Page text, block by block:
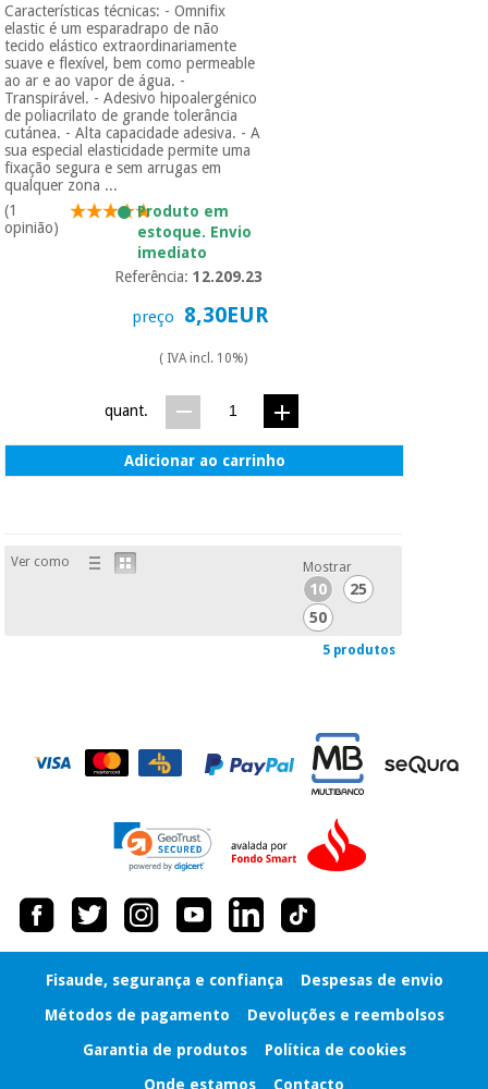
Características técnicas: - Omnifix
elastic é um esparadrapo de não
tecido elástico extraordinariamente
suave e flexível, bem como permeable
ao ar e ao vapor de água. -
Transpirável. - Adesivo hipoalergénico
de poliacrilato de grande tolerância
cutánea. - Alta capacidade adesiva. - A
sua especial elasticidade permite uma
fixação segura e sem arrugas em
qualquer zona ...
(1
opinião)
Produto em
estoque. Envio
imediato
Referência:12.209.23
preço 8,30EUR
( IVA incl. 10%)
quant.
Adicionar ao carrinho
Ver como Mostrar
10
25
50
5 produtos
Fisaude, segurança e confiança
Despesas de envio
Métodos de pagamento
Devoluções e reembolsos
Garantia de produtos
Política de cookies
Onde estamos
Contacto